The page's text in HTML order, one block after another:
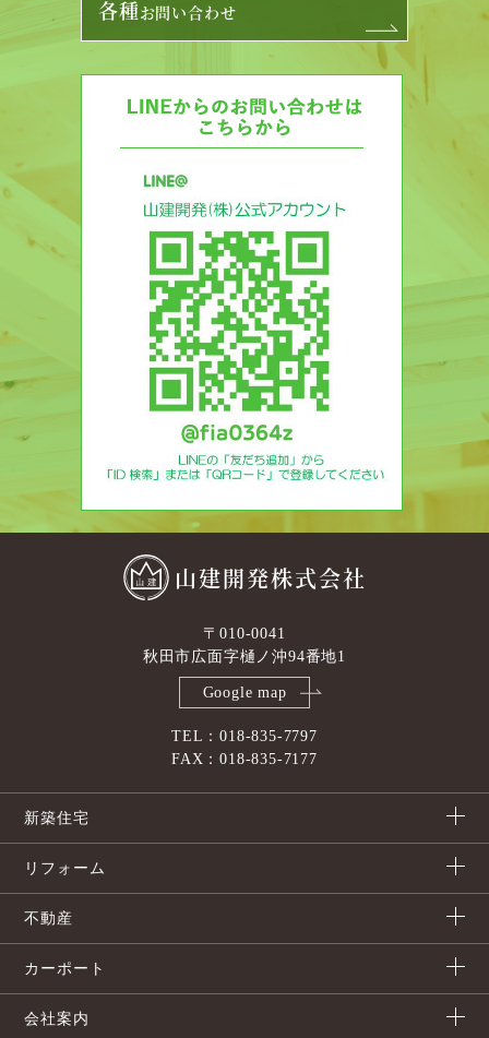
各種お問い合わせ
山建開発株式会社
〒010-0041
秋田市広面字樋ノ沖94番地1
Google map
TEL：018-835-7797
FAX：018-835-7177
新築住宅
リフォーム
不動産
カーポート
会社案内